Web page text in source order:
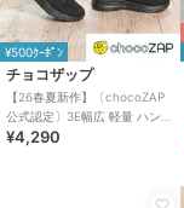
¥500ｸｰﾎﾟﾝ
チョコザップ
【26春夏新作】〔chocoZAP
公式認定〕3E幅広 軽量 ハンズ
フリー スリッポン スニーカー
¥4,290